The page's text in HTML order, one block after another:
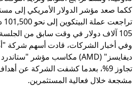
105 آلاف دولار في وقت سابق من الجلسة.
وفي أخبار الشركات، قادت أسهم شركة
تجاوز 9%، بعدما كشفت الشركة عن
مشجعة خلال فعالية المستثمرين.